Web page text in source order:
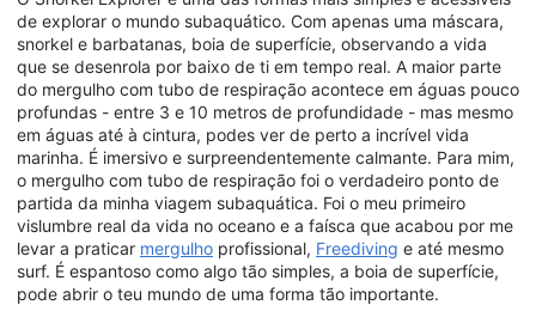
de explorar o mundo subaquático. Com apenas uma máscara,
snorkel e barbatanas, boia de superfície, observando a vida
que se desenrola por baixo de ti em tempo real. A maior parte
do mergulho com tubo de respiração acontece em águas pouco
profundas - entre 3 e 10 metros de profundidade - mas mesmo
em águas até à cintura, podes ver de perto a incrível vida
marinha. É imersivo e surpreendentemente calmante. Para mim,
o mergulho com tubo de respiração foi o verdadeiro ponto de
partida da minha viagem subaquática. Foi o meu primeiro
vislumbre real da vida no oceano e a faísca que acabou por me
levar a praticar mergulho profissional, Freediving e até mesmo
surf. É espantoso como algo tão simples, a boia de superfície,
pode abrir o teu mundo de uma forma tão importante.